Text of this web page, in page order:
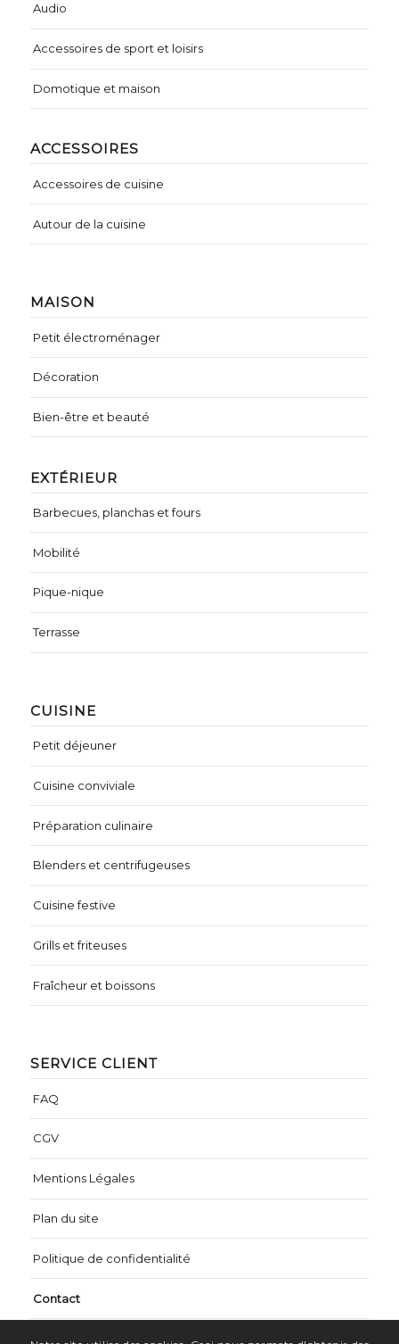
CUISINE
Petit déjeuner
Cuisine conviviale
Préparation culinaire
Blenders et centrifugeuses
Cuisine festive
Grills et friteuses
Fraîcheur et boissons
MAISON
Petit électroménager
Décoration
Bien-être et beauté
EXTÉRIEUR
Barbecues, planchas et fours
Mobilité
Pique-nique
Terrasse
Audio
Accessoires de sport et loisirs
Domotique et maison
ACCESSOIRES
Accessoires de cuisine
Autour de la cuisine
SERVICE CLIENT
FAQ
CGV
Mentions Légales
Plan du site
Politique de confidentialité
Contact